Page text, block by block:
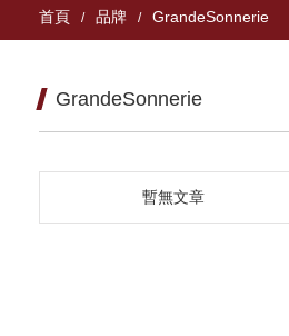
首頁 / 品牌 / GrandeSonnerie
GrandeSonnerie
暫無文章